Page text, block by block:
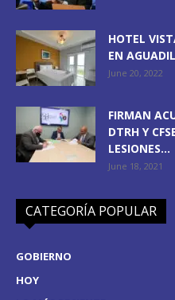
HOTEL
EN
June 20, 2022
FIRMAN
DTRH Y
LESIONES...
June 18, 2021
CATEGORÍA POPULAR
GOBIERNO
HOY